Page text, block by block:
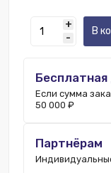
+
-
В
Если сумма
50 000 ₽
Партнёрам